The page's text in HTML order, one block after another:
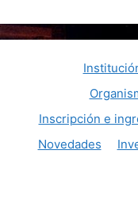
Inscripción e
Novedades